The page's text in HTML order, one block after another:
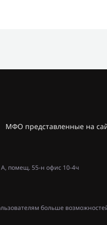
МФО представленные на
А, помещ. 55-н офис 10-4ч
больше